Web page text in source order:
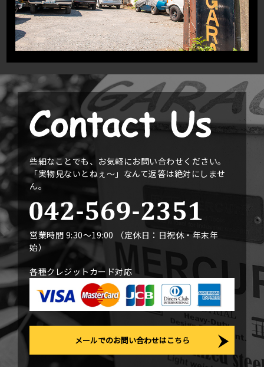
些細なことでも、お気軽にお問い合わせください。
「実物見ないとねぇ〜」なんて返答は絶対にしませ
ん。
営業時間 9:30〜19:00 （定休日：日祝休・年末年
始）
各種クレジットカード対応
メールでのお問い合わせはこちら